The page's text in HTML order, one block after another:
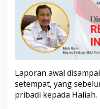
g
s
n
g
K
Laporan awal
setempat, yang
pribadi kepada Haliah.